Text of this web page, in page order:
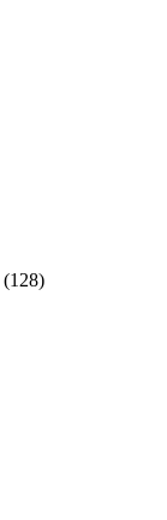
(128)